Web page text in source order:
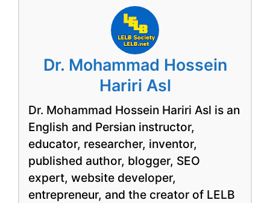
Dr. Mohammad Hossein
Hariri Asl
Dr. Mohammad Hossein Hariri Asl is an
English and Persian instructor,
educator, researcher, inventor,
published author, blogger, SEO
expert, website developer,
entrepreneur, and the creator of LELB